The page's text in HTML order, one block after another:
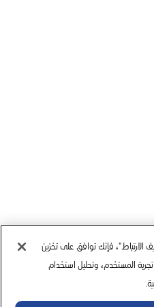
الارتباط"، فإنك توافق على تخزين
المستخدم، وتحليل استخدام